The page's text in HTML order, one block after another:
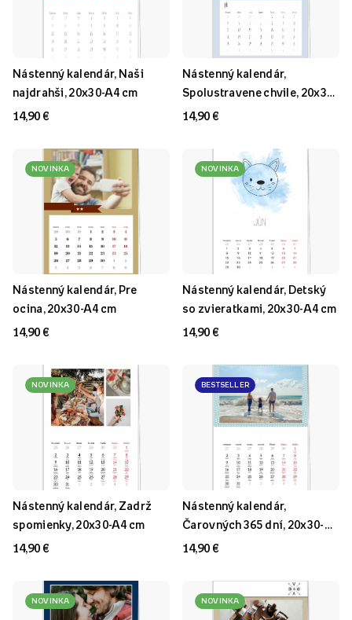
Nástenný kalendár, Naši
najdrahši, 20x30-A4 cm
14,90 €
Nástenný kalendár,
Spolustravene chvile, 20x30-
A4 cm
14,90 €
NOVINKA
Nástenný kalendár, Pre
ocina, 20x30-A4 cm
14,90 €
NOVINKA
Nástenný kalendár, Detský
so zvieratkami, 20x30-A4 cm
14,90 €
NOVINKA
Nástenný kalendár, Zadrž
spomienky, 20x30-A4 cm
14,90 €
BESTSELLER
Nástenný kalendár,
Čarovných 365 dní, 20x30-
A4 cm
14,90 €
NOVINKA NOVINKA